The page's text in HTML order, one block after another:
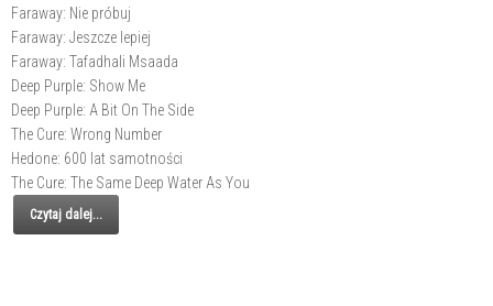
Faraway: Nie próbuj
Faraway: Jeszcze lepiej
Faraway: Tafadhali Msaada
Deep Purple: Show Me
Deep Purple: A Bit On The Side
The Cure: Wrong Number
Hedone: 600 lat samotności
The Cure: The Same Deep Water As You
Czytaj dalej...